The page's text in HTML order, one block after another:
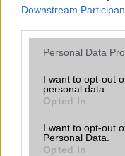
Downstream
Please note that this
not limited to your
grant or deny consent
use your data for
consent section.
Personal Data
I want to opt-out
personal data.
Opted In
I want to opt-out
Personal Data.
Opted In
Office alkalmazások
Iránytũ
Extrák
EGYÉB
SIM típus